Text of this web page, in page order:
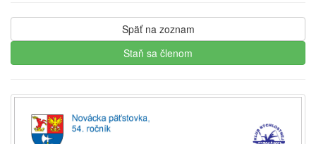
Späť na zoznam
Staň sa členom